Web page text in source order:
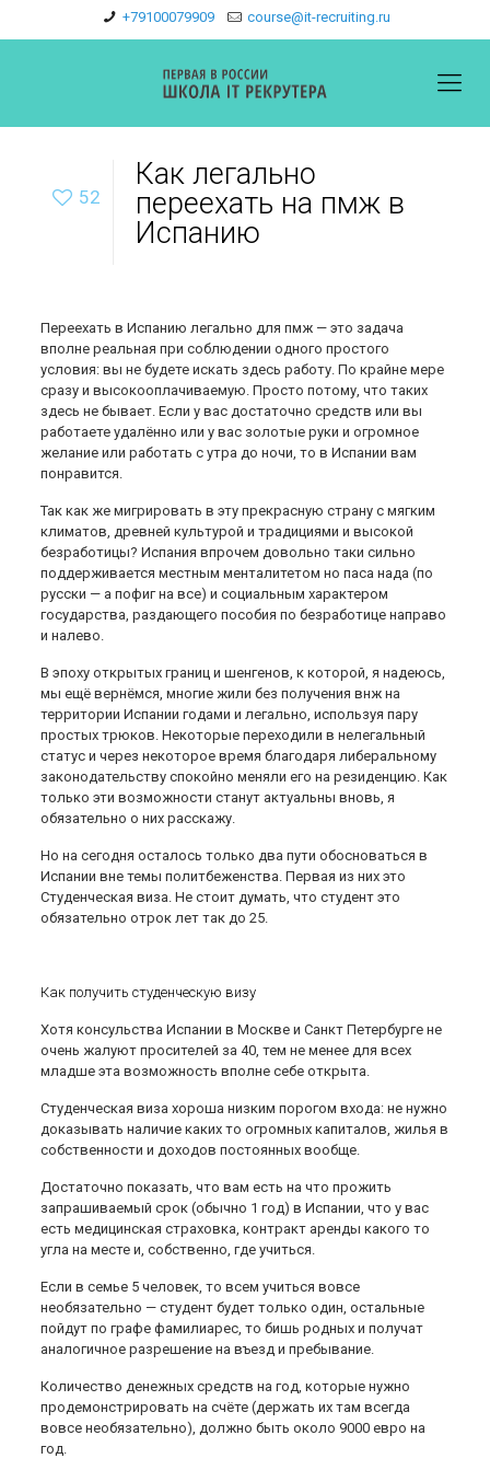
+79100079909 course@it-recruiting.ru
52
Как легально
переехать на пмж в
Испанию
Переехать в Испанию легально для пмж — это задача
вполне реальная при соблюдении одного простого
условия: вы не будете искать здесь работу. По крайне мере
сразу и высокооплачиваемую. Просто потому, что таких
здесь не бывает. Если у вас достаточно средств или вы
работаете удалённо или у вас золотые руки и огромное
желание или работать с утра до ночи, то в Испании вам
понравится.
Так как же мигрировать в эту прекрасную страну с мягким
климатов, древней культурой и традициями и высокой
безработицы? Испания впрочем довольно таки сильно
поддерживается местным менталитетом но паса нада (по
русски — а пофиг на все) и социальным характером
государства, раздающего пособия по безработице направо
и налево.
В эпоху открытых границ и шенгенов, к которой, я надеюсь,
мы ещё вернёмся, многие жили без получения внж на
территории Испании годами и легально, используя пару
простых трюков. Некоторые переходили в нелегальный
статус и через некоторое время благодаря либеральному
законодательству спокойно меняли его на резиденцию. Как
только эти возможности станут актуальны вновь, я
обязательно о них расскажу.
Но на сегодня осталось только два пути обосноваться в
Испании вне темы политбеженства. Первая из них это
Студенческая виза. Не стоит думать, что студент это
обязательно отрок лет так до 25.
Как получить студенческую визу
Хотя консульства Испании в Москве и Санкт Петербурге не
очень жалуют просителей за 40, тем не менее для всех
младше эта возможность вполне себе открыта.
Студенческая виза хороша низким порогом входа: не нужно
доказывать наличие каких то огромных капиталов, жилья в
собственности и доходов постоянных вообще.
Достаточно показать, что вам есть на что прожить
запрашиваемый срок (обычно 1 год) в Испании, что у вас
есть медицинская страховка, контракт аренды какого то
угла на месте и, собственно, где учиться.
Если в семье 5 человек, то всем учиться вовсе
необязательно — студент будет только один, остальные
пойдут по графе фамилиарес, то бишь родных и получат
аналогичное разрешение на въезд и пребывание.
Количество денежных средств на год, которые нужно
продемонстрировать на счёте (держать их там всегда
вовсе необязательно), должно быть около 9000 евро на
год.